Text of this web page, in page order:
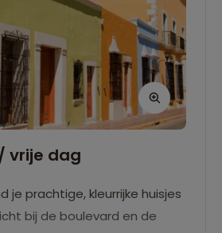
vrije dag
je prachtige, kleurrijke huisjes
bij de boulevard en de